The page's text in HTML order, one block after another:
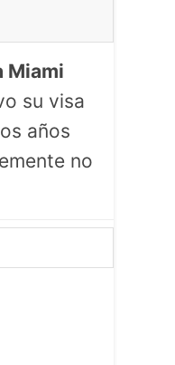
Miami
su visa
años
no